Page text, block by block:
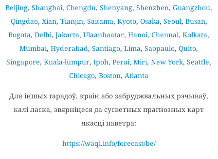
Beijing,Shanghai,Chengdu,Shenyang,Shenzhen,Guangzhou,
Qingdao, Xian, Tianjin, Saitama, Kyoto, Osaka, Seoul, Busan,
Bogota,Delhi,Jakarta,Ulaanbaatar,Hanoi,Chennai,Kolkata,
Mumbai,Hyderabad,Santiago,Lima,Saopaulo,Quito,
Singapore,Kuala-lumpur,Ipoh,Perai,Miri,New York,Seattle,
Chicago,Boston, Atlanta
Для іншых гарадоў, краін або забруджвальных рэчываў,
калі ласка, звярніцеся да сусветных прагнозных карт
якасці паветра:
https://waqi.info/forecast/be/